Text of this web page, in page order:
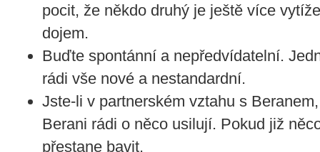
pocit, že někdo druhý je ještě více
dojem.
Buďte spontánní a nepředvídatelní.
rádi vše nové a nestandardní.
Jste-li v partnerském vztahu s
Berani rádi o něco usilují. Pokud již
přestane bavit.